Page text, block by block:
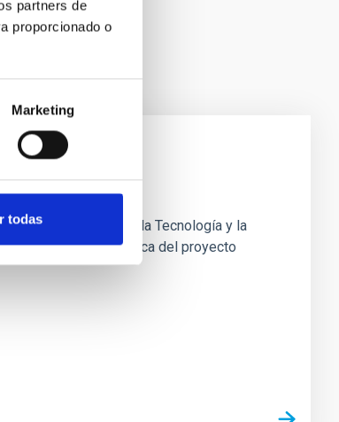
partners de
proporcionado o
Marketing
todas
junio, de la Ciencia, la Tecnología y la
del equipo de mecánica del proyecto